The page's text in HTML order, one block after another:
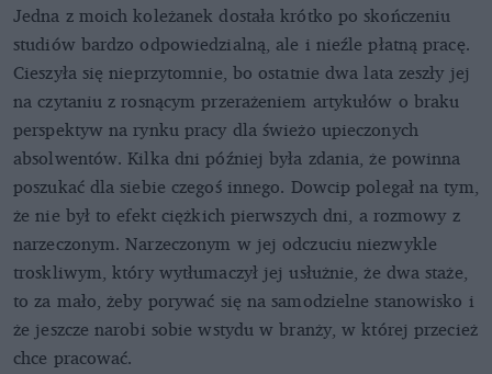
Jedna z moich koleżanek dostała krótko po skończeniu
studiów bardzo odpowiedzialną, ale i nieźle płatną pracę.
Cieszyła się nieprzytomnie, bo ostatnie dwa lata zeszły jej
na czytaniu z rosnącym przerażeniem artykułów o braku
perspektyw na rynku pracy dla świeżo upieczonych
absolwentów. Kilka dni później była zdania, że powinna
poszukać dla siebie czegoś innego. Dowcip polegał na tym,
że nie był to efekt ciężkich pierwszych dni, a rozmowy z
narzeczonym. Narzeczonym w jej odczuciu niezwykle
troskliwym, który wytłumaczył jej usłużnie, że dwa staże,
to za mało, żeby porywać się na samodzielne stanowisko i
że jeszcze narobi sobie wstydu w branży, w której przecież
chce pracować.